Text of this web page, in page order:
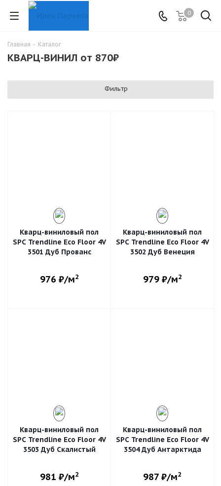
0
Главная - Каталог
КВАРЦ-ВИНИЛ от 870₽
Фильтр
Кварц-виниловый пол
SPC Trendline Eco Floor 4V
3501 Дуб Прованс
976 ₽/м2
Кварц-виниловый пол
SPC Trendline Eco Floor 4V
3502 Дуб Венеция
979₽/м2
Кварц-виниловый пол
SPC Trendline Eco Floor 4V
3503 Дуб Скалистый
981 ₽/м2
Кварц-виниловый пол
SPC Trendline Eco Floor 4V
3504 Дуб Антарктида
987 ₽/м2